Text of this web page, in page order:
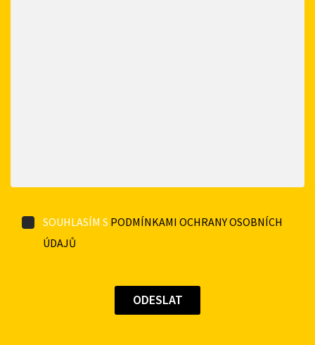
SOUHLASÍM S PODMÍNKAMI OCHRANY OSOBNÍCH
ÚDAJŮ